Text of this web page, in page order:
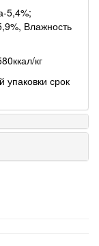
5,4%;
Влажность
кг
упаковки срок